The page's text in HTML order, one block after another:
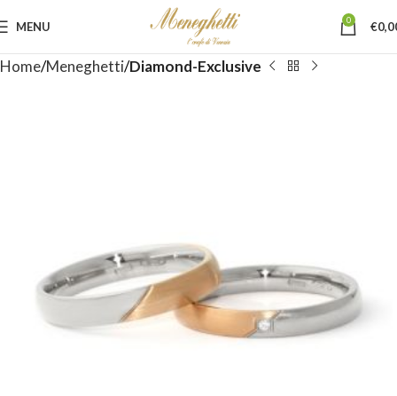
MENU 0 €
Home Meneghetti Diamond-Exclusive